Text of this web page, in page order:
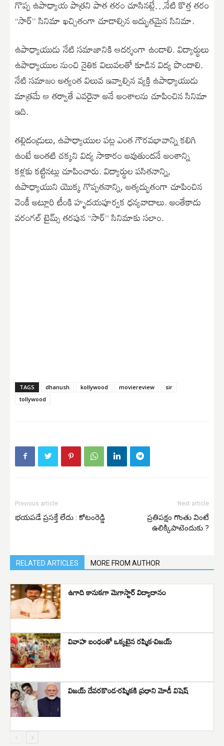
గొప్ప ఉపాధ్యాయ పాత్రని పాత తరం చూసినట్లే…నేటి కొత్త తరం
“సార్” సినిమా ఖచ్చితంగా చూడాల్సిన అద్భుతమైన సినిమా.
ఉపాధ్యాయుడు నేటి సమాజానికి ఆదర్శంగా ఉండాలి. విద్యార్థులు
ఉపాధ్యాయుల నుంచి నైతిక విలువలతో కూడిన విద్య పొందాలి.
నేటి సమాజం అత్యంత విలువ ఇవ్వాల్సిన వ్యక్తి ఉపాధ్యాయుడు
మాత్రమే ఆ తర్వాతే ఎవరైనా అనే అంశాలను చూపించిన సినిమా
ఇది.
తల్లిదండ్రులు, ఉపాధ్యాయుల పట్ల ఎంత గౌరవభావాన్ని కలిగి
ఉంటే అంతటి చక్కని విద్య సాకారం అవుతుందనే అంశాన్ని
కళ్లకు కట్టినట్లు చూపించారు. విద్యార్థుల పసితనాన్ని,
ఉపాధ్యాయుని యొక్క గొప్పతనాన్ని, అత్యద్భుతంగా చూపించిన
వెంకీ అట్లూరి టీంకి హృదయపూర్వక ధన్యవాదాలు. అంతేకాదు
వరంగల్ టైమ్స్ తరపున “సార్” సినిమాకు సలాం.
TAGS dhanush kollywood moviereview
sir
tollywood
Previous article
భయపడే ప్రసక్తే లేదు : కోటంరెడ్డి
Next article
ప్రతిపక్షం గొంతు వింటే
ఉలిక్కిపాటెందుకు ?
RELATED ARTICLES MORE FROM AUTHOR
ఉగాది కానుకగా మెగాస్టార్ విద్యాదానం
వివాహ బంధంతో ఒక్కటైన రష్మిక-విజయ్
విజయ్ దేవరకొండ-రష్మికకి ప్రధాని మోడీ విషెష్